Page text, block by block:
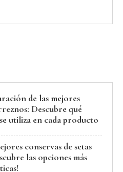
de las mejores
Descubre qué
utiliza en cada producto
conservas de setas
las opciones más